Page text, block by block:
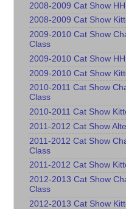
2008-2009 Cat Show
2008-2009 Cat Show
2009-2010 Cat Show
Class
2009-2010 Cat Show
2009-2010 Cat Show
2010-2011 Cat Show
Class
2010-2011 Cat Show
2011-2012 Cat Show
2011-2012 Cat Show
Class
2011-2012 Cat Show
2012-2013 Cat Show
Class
2012-2013 Cat Show